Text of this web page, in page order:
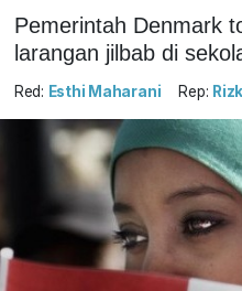
Pemerintah Denmark
larangan jilbab di
Red: Esthi Maharani Rep: